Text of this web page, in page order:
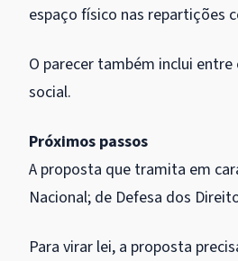
espaço físico nas repartições
O parecer também inclui
social.
Próximos passos
A proposta que tramita em
Nacional; de Defesa dos
Para virar lei, a proposta